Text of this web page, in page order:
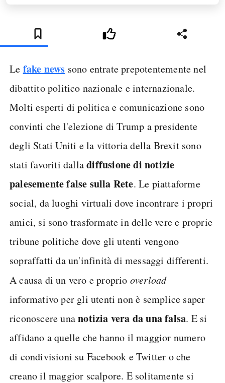
Le fake news sono entrate prepotentemente nel
dibattito politico nazionale e internazionale.
Molti esperti di politica e comunicazione sono
convinti che l'elezione di Trump a presidente
degli Stati Uniti e la vittoria della Brexit sono
stati favoriti dalladiffusione di notizie
palesemente false sulla Rete. Le piattaforme
social, da luoghi virtuali dove incontrare i propri
amici, si sono trasformate in delle vere e proprie
tribune politiche dove gli utenti vengono
sopraffatti da un'infinità di messaggi differenti.
A causa di un vero e proprio overload
informativo per gli utenti non è semplice saper
riconoscere unanotizia vera da una falsa. E si
affidano a quelle che hanno il maggior numero
di condivisioni su Facebook e Twitter o che
creano il maggior scalpore. E solitamente si